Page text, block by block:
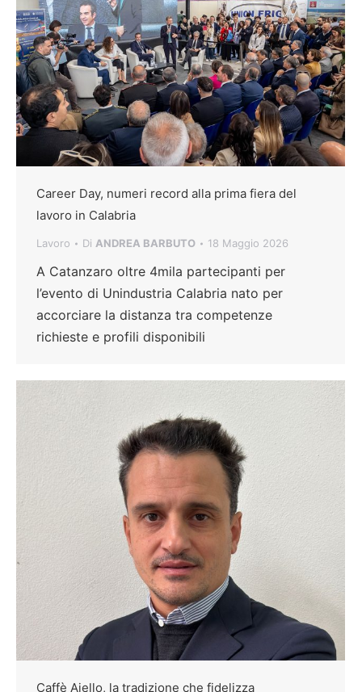
Career Day, numeri record alla prima fiera del
lavoro in Calabria
Lavoro Di ANDREA BARBUTO 18 Maggio 2026
A Catanzaro oltre 4mila partecipanti per
l’evento di Unindustria Calabria nato per
accorciare la distanza tra competenze
richieste e profili disponibili
Caffè Aiello, la tradizione che fidelizza